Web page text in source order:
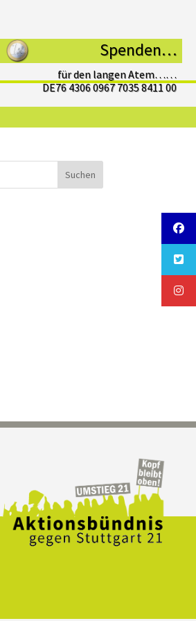
Spenden…
für den langen Atem……
DE76 4306 0967 7035 8411 00
Suchen